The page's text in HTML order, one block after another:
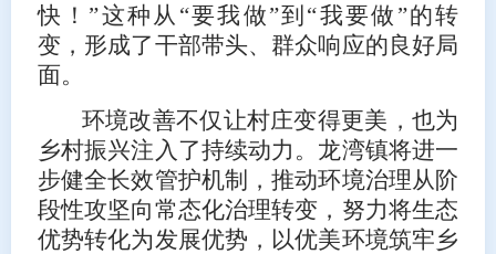
快！”这种从“要我做”到“我要做”的转
变，形成了干部带头、群众响应的良好局
面。
环境改善不仅让村庄变得更美，也为
乡村振兴注入了持续动力。龙湾镇将进一
步健全长效管护机制，推动环境治理从阶
段性攻坚向常态化治理转变，努力将生态
优势转化为发展优势，以优美环境筑牢乡